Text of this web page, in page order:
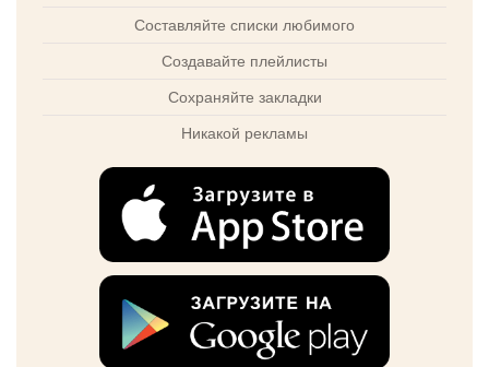
Составляйте списки любимого
Создавайте плейлисты
Сохраняйте закладки
Никакой рекламы